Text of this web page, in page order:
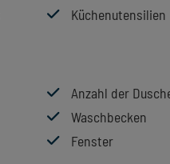
Küchenutensilien
Anzahl der
Waschbecken
Fenster